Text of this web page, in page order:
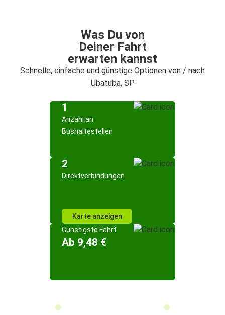
Was Du von
Deiner Fahrt
erwarten kannst
Schnelle, einfache und günstige Optionen von / nach
Ubatuba, SP
1
Anzahl an
Bushaltestellen
2
Direktverbindungen
Karte anzeigen
Günstigste Fahrt
Ab 9,48 €